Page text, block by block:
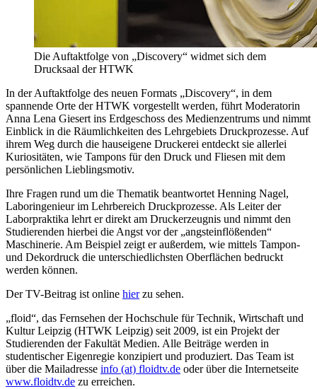
Die Auftaktfolge von „Discovery“ widmet sich dem
Drucksaal der HTWK
In der Auftaktfolge des neuen Formats „Discovery“, in dem
spannende Orte der HTWK vorgestellt werden, führt Moderatorin
Anna Lena Giesert ins Erdgeschoss des Medienzentrums und nimmt
Einblick in die Räumlichkeiten des Lehrgebiets Druckprozesse. Auf
ihrem Weg durch die hauseigene Druckerei entdeckt sie allerlei
Kuriositäten, wie Tampons für den Druck und Fliesen mit dem
persönlichen Lieblingsmotiv.
Ihre Fragen rund um die Thematik beantwortet Henning Nagel,
Laboringenieur im Lehrbereich Druckprozesse. Als Leiter der
Laborpraktika lehrt er direkt am Druckerzeugnis und nimmt den
Studierenden hierbei die Angst vor der „angsteinflößenden“
Maschinerie. Am Beispiel zeigt er außerdem, wie mittels Tampon-
und Dekordruck die unterschiedlichsten Oberflächen bedruckt
werden können.
Der TV-Beitrag ist online hierzu sehen.
„floid“, das Fernsehen der Hochschule für Technik, Wirtschaft und
Kultur Leipzig (HTWK Leipzig) seit 2009, ist ein Projekt der
Studierenden der Fakultät Medien. Alle Beiträge werden in
studentischer Eigenregie konzipiert und produziert. Das Team ist
über die Mailadresse info (at) floidtv.de oder über die Internetseite
www.floidtv.de zu erreichen.